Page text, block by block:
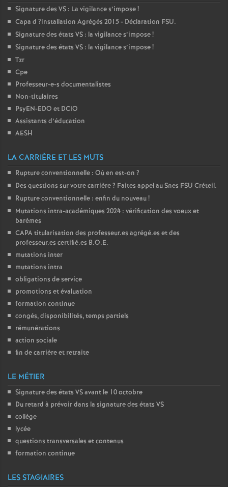
S
d
e
g
é
a
Signature des VS : La vigilance s’impose!
Capa d ?installation Agrégés 2015 - Déclaration FSU.
Signature des états VS : la vigilance s’impose!
Signature des états VS : la vigilance s’impose!
Tzr
Cpe
Professeur-e-s documentalistes
Non-titulaires
PsyEN-EDO et DCIO
Assistants d’éducation
AESH
LA CARRIÈRE ET LES MUTS
Rupture conventionnelle : Où en est-on ?
Des questions sur votre carrière? Faites appel au Snes FSU Créteil.
Rupture conventionnelle : enfin du nouveau!
Mutations intra-académiques 2024 : vérification des voeux et
barèmes
CAPAtitularisation des professeur.es agrégé.es et des
professeur.es certifié.es B.O.E.
mutations inter
mutations intra
obligations de service
promotions et évaluation
formation continue
congés, disponibilités, temps partiels
rémunérations
action sociale
fin de carrière et retraite
LE MÉTIER
Signature des états VSavant le 10 octobre
Du retard à prévoir dans la signature des états VS
collège
lycée
questions transversales et contenus
formation continue
LES STAGIAIRES